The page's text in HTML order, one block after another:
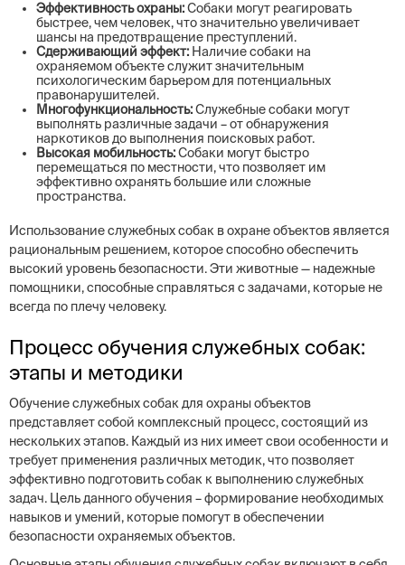
Эффективность охраны:Собаки могут реагировать
быстрее, чем человек, что значительно увеличивает
шансы на предотвращение преступлений.
Сдерживающий эффект: Наличие собаки на
охраняемом объекте служит значительным
психологическим барьером для потенциальных
правонарушителей.
Многофункциональность:Служебные собаки могут
выполнять различные задачи – от обнаружения
наркотиков до выполнения поисковых работ.
Высокая мобильность:Собаки могут быстро
перемещаться по местности, что позволяет им
эффективно охранять большие или сложные
пространства.
Использование служебных собак в охране объектов является
рациональным решением, которое способно обеспечить
высокий уровень безопасности. Эти животные — надежные
помощники, способные справляться с задачами, которые не
всегда по плечу человеку.
Процесс обучения служебных собак:
этапы и методики
Обучение служебных собак для охраны объектов
представляет собой комплексный процесс, состоящий из
нескольких этапов. Каждый из них имеет свои особенности и
требует применения различных методик, что позволяет
эффективно подготовить собак к выполнению служебных
задач. Цель данного обучения – формирование необходимых
навыков и умений, которые помогут в обеспечении
безопасности охраняемых объектов.